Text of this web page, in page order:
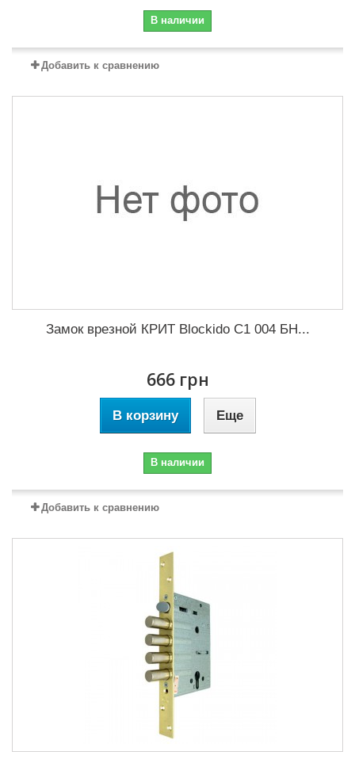
В наличии
Добавить к сравнению
Замок врезной КРИТ Blockido C1 004 БН...
666 грн
В корзину Еще
В наличии
Добавить к сравнению